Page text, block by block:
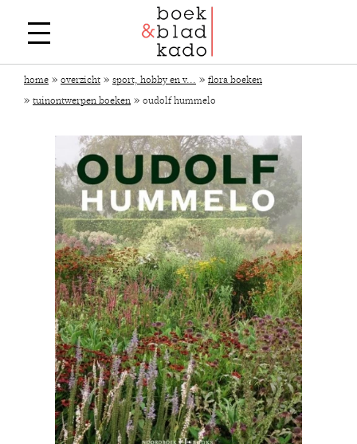
home » overzicht » sport, hobby en v... » flora boeken
» tuinontwerpen boeken » oudolf hummelo